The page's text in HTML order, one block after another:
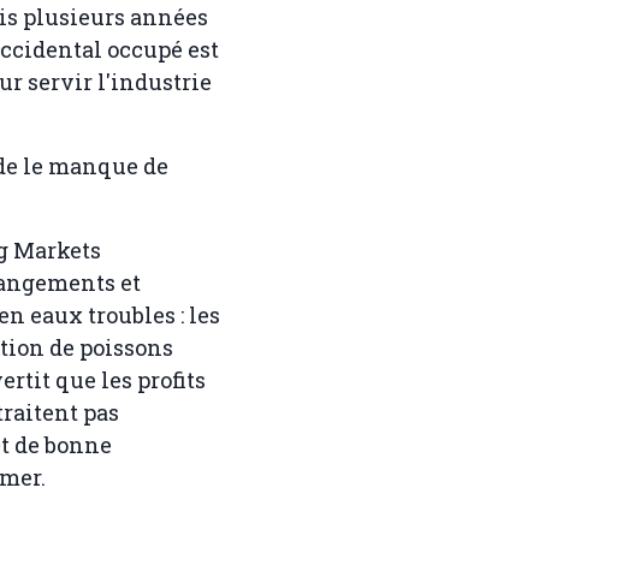
plusieurs années
occupé est
servir l'industrie
le manque de
Markets
et
eaux troubles : les
de poissons
que les profits
pas
de bonne